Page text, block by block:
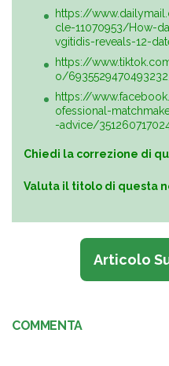
https://
cle-11070953/How-
vgitidis-reveals-12-
https://
o/
https://
ofessional-
-advice/
Chiedi la correzione di
Valuta il titolo di questa
Articolo
COMMENTA